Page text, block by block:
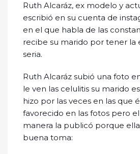
Ruth Alcaráz, ex modelo y
escribió en su cuenta de
en el que habla de las
recibe su marido por tener la
seria.
Ruth Alcaráz subió una foto
le ven las celulitis su marido
hizo por las veces en las que
favorecido en las fotos pero
manera la publicó porque
buena toma: